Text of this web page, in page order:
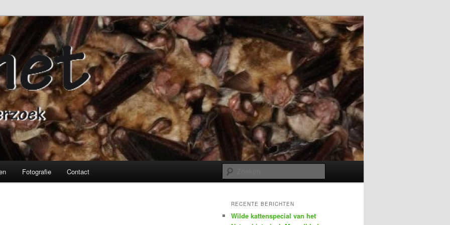
Fotografie Contact
RECENTE BERICHTEN
Wilde kattenspecial van het